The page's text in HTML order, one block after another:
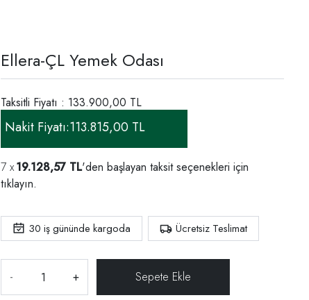
Ellera-ÇL Yemek Odası
Taksitli Fiyatı : 133.900,00 TL
Nakit Fiyatı:113.815,00 TL
19.128,57 TL'den başlayan taksit seçenekleri için
tıklayın.
30 iş gününde kargoda Ücretsiz Teslimat
- +